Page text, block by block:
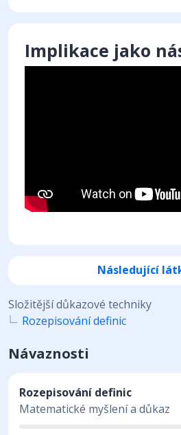
Implikace jako
Následující
Složitější důkazové techniky
Rozepisování definic
Návaznosti
Rozepisování definic
Matematické myšlení a důkaz